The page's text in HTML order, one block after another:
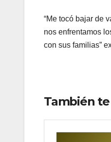
“Me tocó bajar de
nos enfrentamos
con sus familias”
También